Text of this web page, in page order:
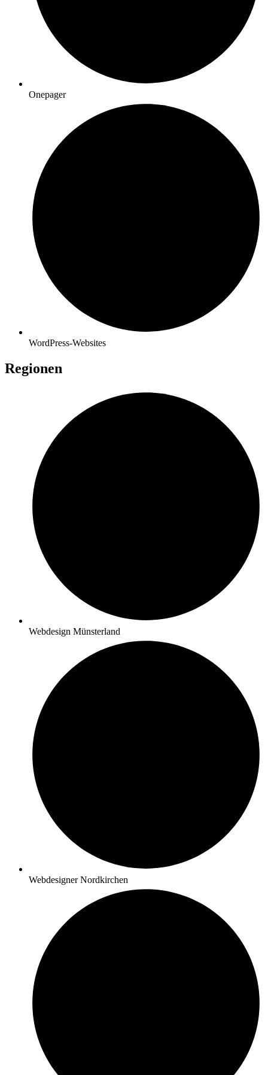
Onepager
WordPress-Websites
Regionen
Webdesign Münsterland
Webdesigner Nordkirchen